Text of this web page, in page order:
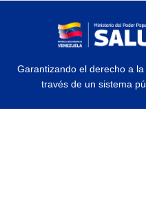
Garantizando el derecho a
través de un sistema